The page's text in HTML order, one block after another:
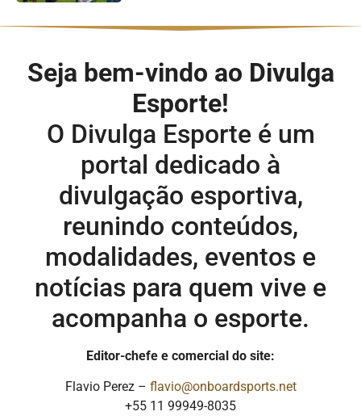
Seja bem-vindo ao Divulga
Esporte!
O Divulga Esporte é um
portal dedicado à
divulgação esportiva,
reunindo conteúdos,
modalidades, eventos e
notícias para quem vive e
acompanha o esporte.
Editor-chefe e comercial do site:
Flavio Perez – flavio@onboardsports.net
+55 11 99949-8035